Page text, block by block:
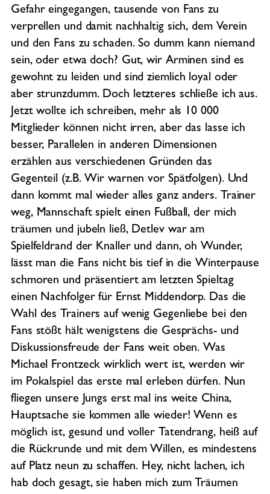
Gefahr eingegangen, tausende von Fans zu
verprellen und damit nachhaltig sich, dem Verein
und den Fans zu schaden. So dumm kann niemand
sein, oder etwa doch? Gut, wir Arminen sind es
gewohnt zu leiden und sind ziemlich loyal oder
aber strunzdumm. Doch letzteres schließe ich aus.
Jetzt wollte ich schreiben, mehr als 10 000
Mitglieder können nicht irren, aber das lasse ich
besser, Parallelen in anderen Dimensionen
erzählen aus verschiedenen Gründen das
Gegenteil (z.B. Wir warnen vor Spätfolgen). Und
dann kommt mal wieder alles ganz anders. Trainer
weg, Mannschaft spielt einen Fußball, der mich
träumen und jubeln ließ, Detlev war am
Spielfeldrand der Knaller und dann, oh Wunder,
lässt man die Fans nicht bis tief in die Winterpause
schmoren und präsentiert am letzten Spieltag
einen Nachfolger für Ernst Middendorp. Das die
Wahl des Trainers auf wenig Gegenliebe bei den
Fans stößt hält wenigstens die Gesprächs- und
Diskussionsfreude der Fans weit oben. Was
Michael Frontzeck wirklich wert ist, werden wir
im Pokalspiel das erste mal erleben dürfen. Nun
fliegen unsere Jungs erst mal ins weite China,
Hauptsache sie kommen alle wieder! Wenn es
möglich ist, gesund und voller Tatendrang, heiß auf
die Rückrunde und mit dem Willen, es mindestens
auf Platz neun zu schaffen. Hey, nicht lachen, ich
hab doch gesagt, sie haben mich zum Träumen